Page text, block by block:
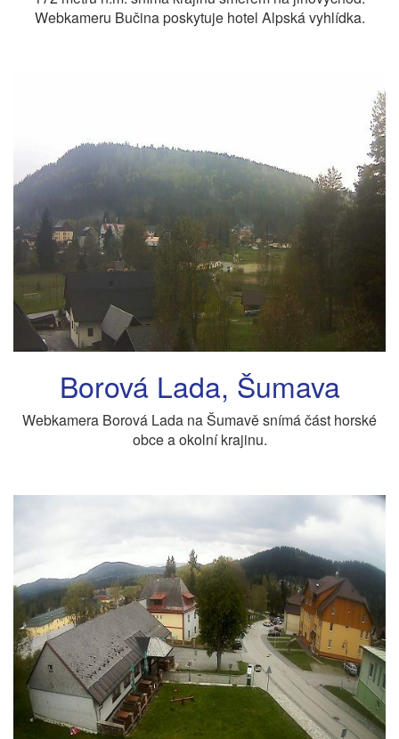
Webkameru Bučina poskytuje hotel Alpská vyhlídka.
Borová Lada, Šumava
Webkamera Borová Lada na Šumavě snímá část horské
obce a okolní krajinu.